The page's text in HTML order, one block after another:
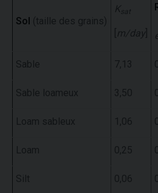
Sol (taille des grains)
Ksat
m/day
Sable 7,13
Sable loameux 3,50
Loam sableux 1,06
Loam 0,25
Silt 0,06